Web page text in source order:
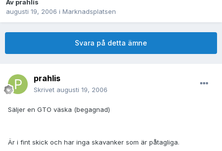
Av prahlis
augusti 19, 2006 i Marknadsplatsen
Svara på detta ämne
prahlis
Skrivet augusti 19, 2006
Säljer en GTO väska (begagnad)
Är i fint skick och har inga skavanker som är påtagliga.